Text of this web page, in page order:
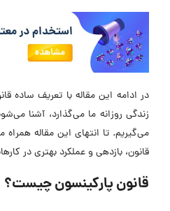
در ادامه این مقاله با تعریف ساده
زندگی روزانه ما می‌گذارد، آشنا
می‌گیریم. تا انتهای این مقاله همراه
قانون، بازدهی و عملکرد بهتری در
قانون پارکینسون چیست؟